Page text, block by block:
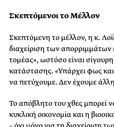
Σκεπτόμενοι το Μέλλον
Σκεπτόμενη το μέλλον, η κ.
διαχείριση των απορριμμάτων
τομέας», ωστόσο είναι
κατάστασης. «Υπάρχει φως και
να πετύχουμε. Δεν έχουμε
Το απόβλητο του χθες μπορεί
κυκλική οικονομία και η